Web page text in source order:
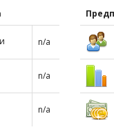
n/a
n/a
n/a